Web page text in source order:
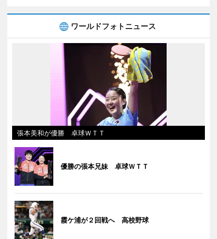
ワールドフォトニュース
張本美和が優勝 卓球ＷＴＴ
優勝の張本兄妹 卓球ＷＴＴ
霞ケ浦が２回戦へ 高校野球